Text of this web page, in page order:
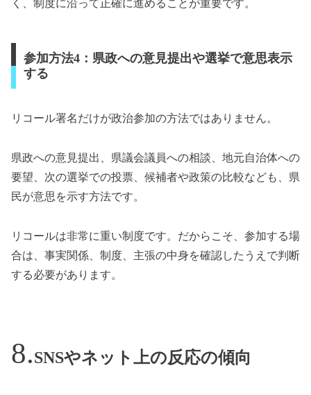
く、制度に沿って正確に進めることが重要です。
参加方法4：県政への意見提出や選挙で意思表示
する
リコール署名だけが政治参加の方法ではありません。
県政への意見提出、県議会議員への相談、地元自治体への
要望、次の選挙での投票、候補者や政策の比較なども、県
民が意思を示す方法です。
リコールは非常に重い制度です。だからこそ、参加する場
合は、事実関係、制度、主張の中身を確認したうえで判断
する必要があります。
SNSやネット上の反応の傾向